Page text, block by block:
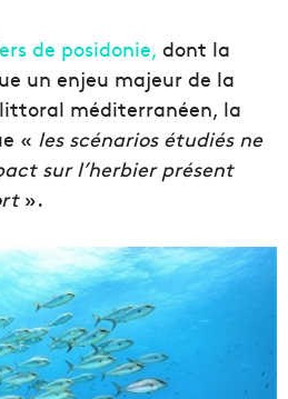
de posidonie, dont la
un enjeu majeur de la
méditerranéen, la
« les scénarios étudiés ne
sur l’herbier présent
».